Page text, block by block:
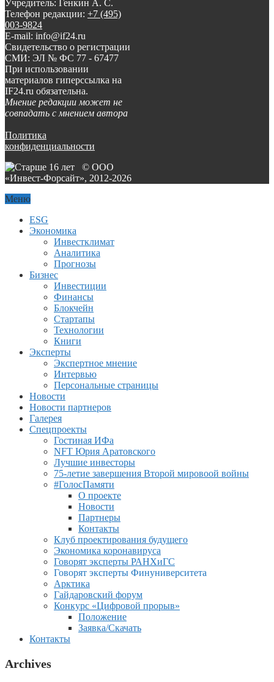
Учредитель: Генкин А. С.
Телефон редакции: +7 (495)
003-9824
E-mail: info@if24.ru
Свидетельство о регистрации
СМИ: ЭЛ № ФС 77 - 67477
При использовании
материалов гиперссылка на
IF24.ru обязательна.
Мнение редакции может не
совпадать с мнением автора
Политика
конфиденциальности
© ООО
«Инвест-Форсайт», 2012-2026
Меню
ESG
Экономика
Инвестклимат
Аналитика
Прогнозы
Бизнес
Инвестиции
Финансы
Блокчейн
Стартапы
Технологии
Книги
Эксперты
Экспертное мнение
Интервью
Персональные страницы
Новости
Новости партнеров
Галерея
Спецпроекты
Гостиная ИФа
NFT Юрия Аратовского
Лучшие инвесторы
75-летие завершения Второй мировоой войны
#ГолосПамяти
О проекте
Новости
Партнеры
Контакты
Клуб проектирования будущего
Экономика коронавируса
Говорят эксперты РАНХиГС
Говорят эксперты Финуниверситета
Арктика
Гайдаровский форум
Конкурс «Цифровой прорыв»
Положение
Заявка/Скачать
Контакты
Archives